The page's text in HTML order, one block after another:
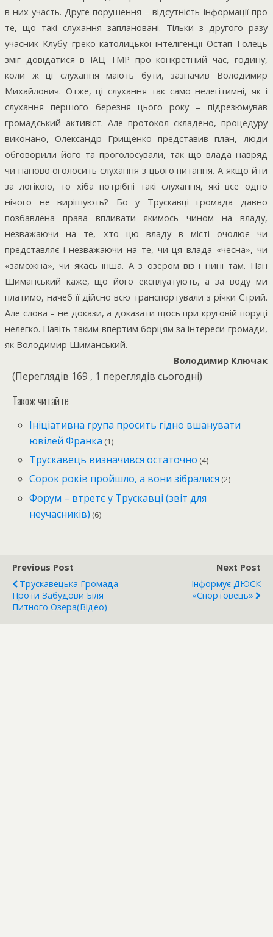
в них участь. Друге порушення – відсутність інформації про
те, що такі слухання заплановані. Тільки з другого разу
учасник Клубу греко-католицької інтелігенції Остап Голець
зміг довідатися в ІАЦ ТМР про конкретний час, годину,
коли ж ці слухання мають бути, зазначив Володимир
Михайлович. Отже, ці слухання так само нелегітимні, як і
слухання першого березня цього року – підрезюмував
громадський активіст. Але протокол складено, процедуру
виконано, Олександр Грищенко представив план, люди
обговорили його та проголосували, так що влада навряд
чи наново оголосить слухання з цього питання. А якщо йти
за логікою, то хіба потрібні такі слухання, які все одно
нічого не вирішують? Бо у Трускавці громада давно
позбавлена права впливати якимось чином на владу,
незважаючи на те, хто цю владу в місті очолює чи
представляє і незважаючи на те, чи ця влада «чесна», чи
«заможна», чи якась інша. А з озером віз і нині там. Пан
Шиманський каже, що його експлуатують, а за воду ми
платимо, начеб її дійсно всю транспортували з річки Стрий.
Але слова – не докази, а доказати щось при круговій поруці
нелегко. Навіть таким впертим борцям за інтереси громади,
як Володимир Шиманський.
Володимир Ключак
(Переглядів 169 , 1 переглядів сьогодні)
Також читайте
Ініціативна група просить гідно вшанувати
ювілей Франка (1)
Трускавець визначився остаточно (4)
Сорок років пройшло, а вони зібралися (2)
Форум – втретє у Трускавці (звіт для
неучасників) (6)
Previous Post
Трускавецька Громада
Проти Забудови Біля
Питного Озера(відео)
Next Post
Інформує ДЮСК
«Спортовець»